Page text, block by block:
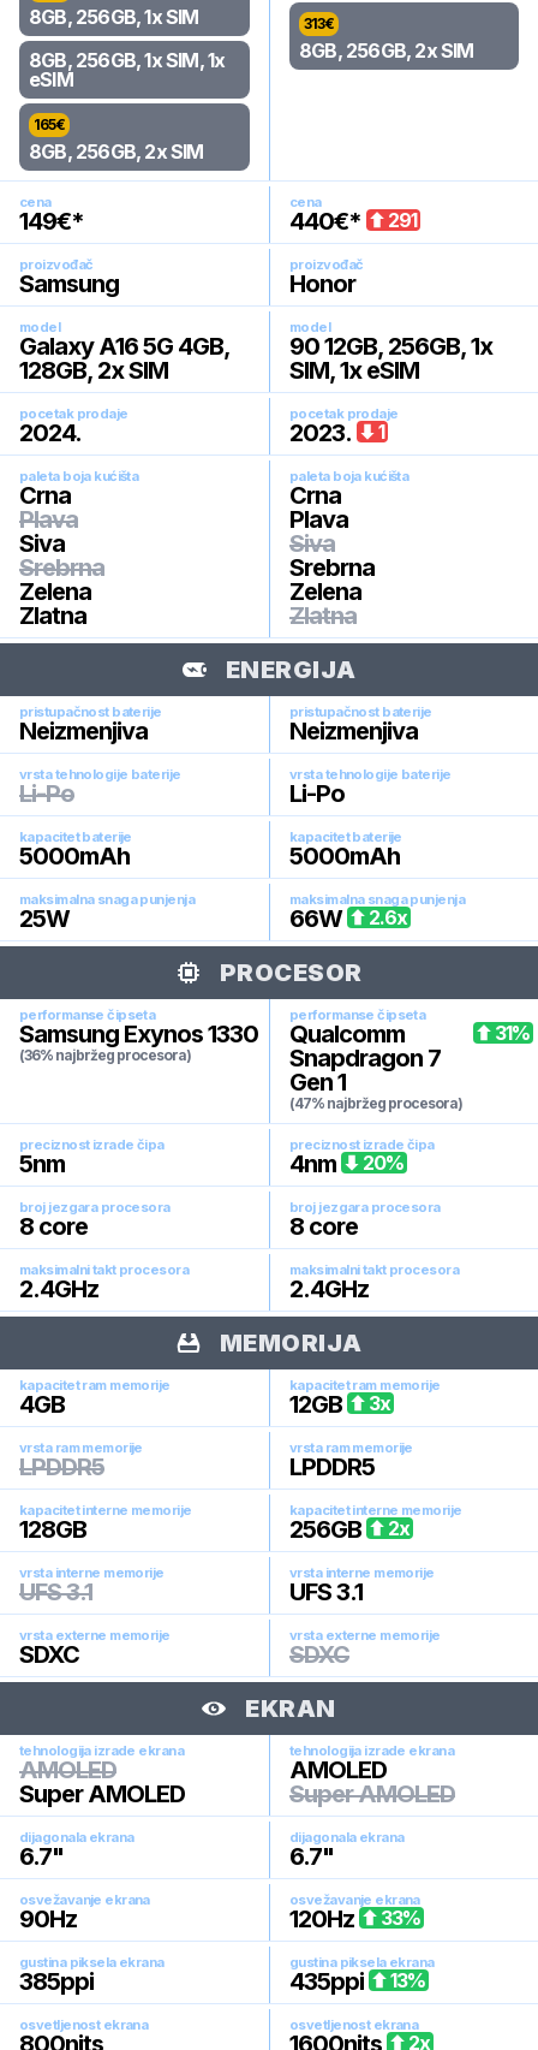
8GB, 256GB, 1x SIM
8GB, 256GB, 1x SIM, 1x
eSIM
165€
8GB, 256GB, 2x SIM
313€
8GB, 256GB, 2x SIM
cena
149€*
cena
440€* 291
proizvođač
Samsung
proizvođač
Honor
model
Galaxy A16 5G 4GB,
128GB, 2x SIM
model
90 12GB, 256GB, 1x
SIM, 1x eSIM
pocetak prodaje
2024.
pocetak prodaje
2023. 1
paleta boja kućišta
Crna
Plava
Siva
Srebrna
Zelena
Zlatna
paleta boja kućišta
Crna
Plava
Siva
Srebrna
Zelena
Zlatna
ENERGIJA
pristupačnost baterije
Neizmenjiva
pristupačnost baterije
Neizmenjiva
vrsta tehnologije baterije
Li-Po
vrsta tehnologije baterije
Li-Po
kapacitet baterije
5000mAh
kapacitet baterije
5000mAh
maksimalna snaga punjenja
25W
maksimalna snaga punjenja
66W 2.6x
PROCESOR
performanse čipseta
Samsung Exynos 1330
(36% najbržeg procesora)
performanse čipseta
Qualcomm
Snapdragon 7
Gen 1
(47% najbržeg procesora)
31%
preciznost izrade čipa
5nm
preciznost izrade čipa
4nm 20%
broj jezgara procesora
8 core
broj jezgara procesora
8 core
maksimalni takt procesora
2.4GHz
maksimalni takt procesora
2.4GHz
MEMORIJA
kapacitet ram memorije
4GB
kapacitet ram memorije
12GB 3x
vrsta ram memorije
LPDDR5
vrsta ram memorije
LPDDR5
kapacitet interne memorije
128GB
kapacitet interne memorije
256GB 2x
vrsta interne memorije
UFS 3.1
vrsta interne memorije
UFS 3.1
vrsta externe memorije
SDXC
vrsta externe memorije
SDXC
EKRAN
tehnologija izrade ekrana
AMOLED
Super AMOLED
tehnologija izrade ekrana
AMOLED
Super AMOLED
dijagonala ekrana
6.7"
dijagonala ekrana
6.7"
osvežavanje ekrana
90Hz
osvežavanje ekrana
120Hz 33%
gustina piksela ekrana
385ppi
gustina piksela ekrana
435ppi 13%
osvetljenost ekrana
800nits
osvetljenost ekrana
1600nits 2x